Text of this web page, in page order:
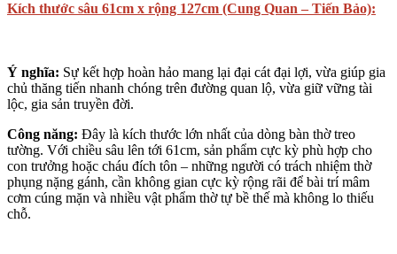
Kích thước sâu 61cm x rộng 127cm (Cung Quan – Tiến Bảo):
Ý nghĩa: Sự kết hợp hoàn hảo mang lại đại cát đại lợi, vừa giúp gia
chủ thăng tiến nhanh chóng trên đường quan lộ, vừa giữ vững tài
lộc, gia sản truyền đời.
Công năng: Đây là kích thước lớn nhất của dòng bàn thờ treo
tường. Với chiều sâu lên tới 61cm, sản phẩm cực kỳ phù hợp cho
con trưởng hoặc cháu đích tôn – những người có trách nhiệm thờ
phụng nặng gánh, cần không gian cực kỳ rộng rãi để bài trí mâm
cơm cúng mặn và nhiều vật phẩm thờ tự bề thế mà không lo thiếu
chỗ.